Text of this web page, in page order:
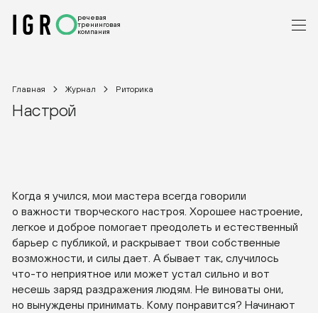
речевая
тренинговая
компания
Главная Журнал Риторика
Настрой
Когда я учился, мои мастера всегда говорили
о важности творческого настроя. Хорошее настроение,
легкое и доброе помогает преодолеть и естественный
барьер с публикой, и раскрывает твои собственные
возможности, и силы дает. А бывает так, случилось
что-то неприятное или может устал сильно и вот
несешь заряд раздражения людям. Не виноваты они,
но вынуждены принимать. Кому понравится? Начинают